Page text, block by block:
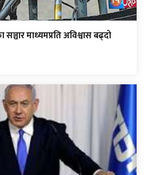
माध्यमप्रति अविश्वास बढ्दो